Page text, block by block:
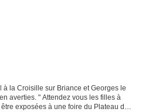
la Croisille sur Briance et Georges le
averties. " Attendez vous les filles à
exposées à une foire du Plateau de